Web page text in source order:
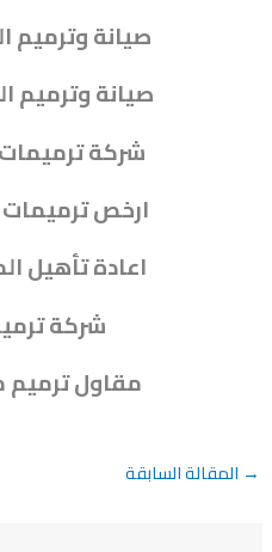
صيانة وترميم
صيانة وترميم
شركة
ارخص ترميمات
اعادة تأهيل
شركة
مقاول ترميم
→ المقالة السابقة